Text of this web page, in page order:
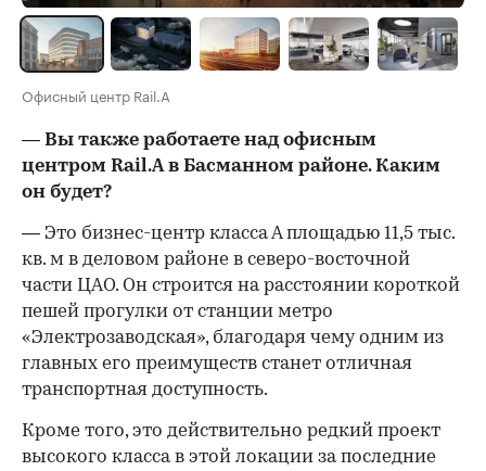
Офисный центр Rail.A
— Вы также работаете над офисным
центром Rail.A в Басманном районе. Каким
он будет?
— Это бизнес-центр класса А площадью 11,5 тыс.
кв. м в деловом районе в северо-восточной
части ЦАО. Он строится на расстоянии короткой
пешей прогулки от станции метро
«Электрозаводская», благодаря чему одним из
главных его преимуществ станет отличная
транспортная доступность.
Кроме того, это действительно редкий проект
высокого класса в этой локации за последние